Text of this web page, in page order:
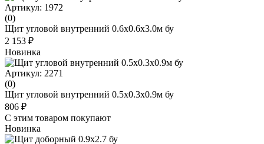
Артикул: 1972
(0)
Щит угловой внутренний 0.6x0.6x3.0м бу
2 153 ₽
Новинка
Артикул: 2271
(0)
Щит угловой внутренний 0.5x0.3x0.9м бу
806 ₽
С этим товаром покупают
Новинка